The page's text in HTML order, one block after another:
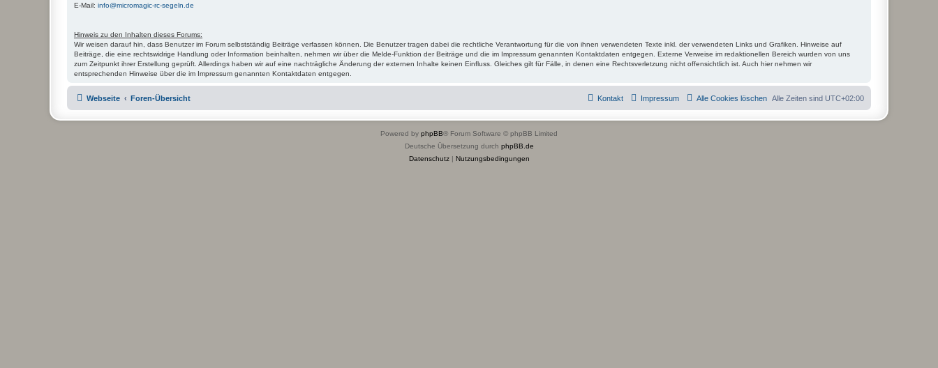
E-Mail: info@micromagic-rc-segeln.de
Hinweis zu den Inhalten dieses Forums:
Wir weisen darauf hin, dass Benutzer im Forum selbstständig Beiträge verfassen können. Die Benutzer tragen dabei die rechtliche Verantwortung für die von ihnen verwendeten Texte inkl. der verwendeten Links und Grafiken. Hinweise auf
Beiträge, die eine rechtswidrige Handlung oder Information beinhalten, nehmen wir über die Melde-Funktion der Beiträge und die im Impressum genannten Kontaktdaten entgegen. Externe Verweise im redaktionellen Bereich wurden von uns
zum Zeitpunkt ihrer Erstellung geprüft. Allerdings haben wir auf eine nachträgliche Änderung der externen Inhalte keinen Einfluss. Gleiches gilt für Fälle, in denen eine Rechtsverletzung nicht offensichtlich ist. Auch hier nehmen wir
entsprechenden Hinweise über die im Impressum genannten Kontaktdaten entgegen.
Webseite Foren-Übersicht Alle Zeiten sind UTC+02:00
Alle Cookies löschen
Impressum
Kontakt
Powered by phpBB® Forum Software © phpBB Limited
Deutsche Übersetzung durch phpBB.de
Datenschutz| Nutzungsbedingungen